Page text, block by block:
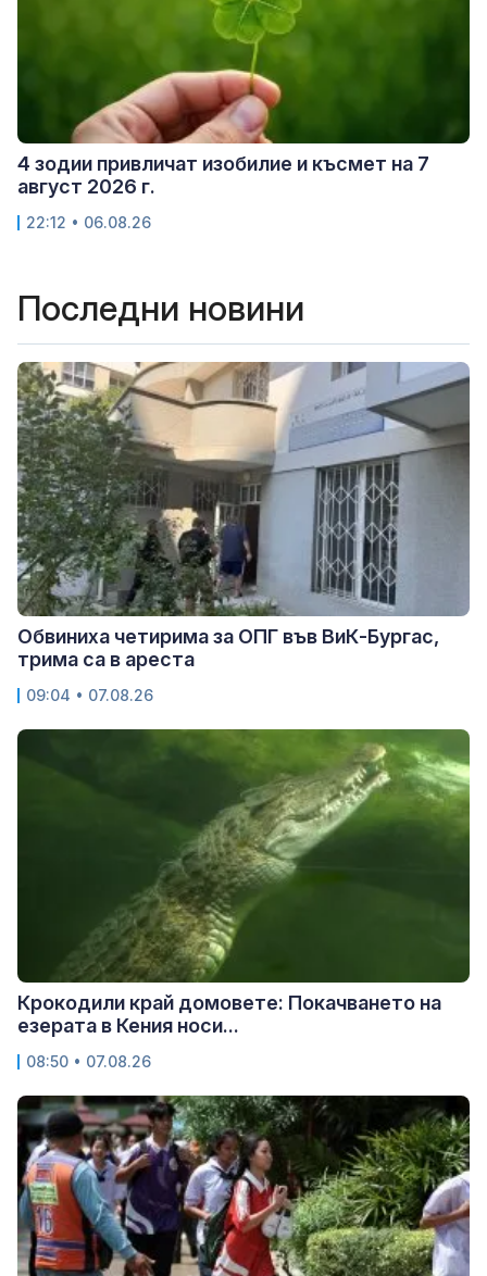
4 зодии привличат изобилие и късмет на 7
август 2026 г.
22:12 • 06.08.26
Последни новини
Обвиниха четирима за ОПГ във ВиК-Бургас,
трима са в ареста
09:04 • 07.08.26
Крокодили край домовете: Покачването на
езерата в Кения носи...
08:50 • 07.08.26